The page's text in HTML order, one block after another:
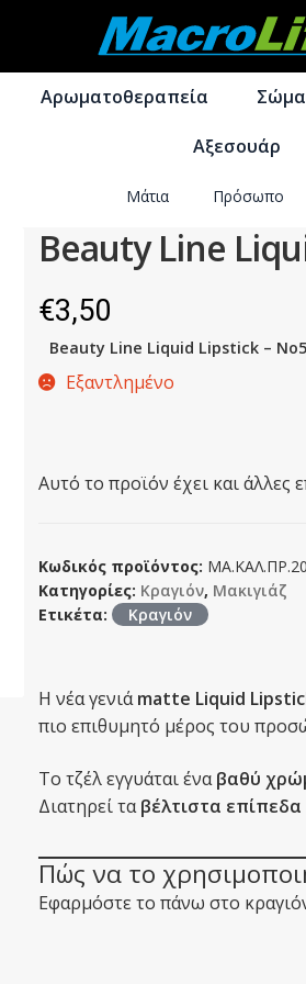
στην
σε
Αρωματοθεραπεία Σώμα
Μάτια Πρόσωπο
Αξεσουάρ
Beauty Line
€3,50
Beauty Line Liquid Lipstick –
Εξαντλημένο
Αυτό το προϊόν έχει και άλλες
Κωδικός προϊόντος:
Κατηγορίες: Κραγιόν, Μακιγιάζ
Ετικέτα:
Κραγιόν
Η νέα γενιάmatte Liquid
πιο επιθυμητό μέρος του
Το τζέλ εγγυάται έναβαθύ
Διατηρεί ταβέλτιστα
Πώς να το
Εφαρμόστε το πάνω στο